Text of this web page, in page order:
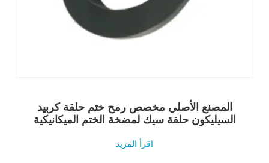
المصنع الأصلي مخصص رمح ختم حلقة كربيد
السيليكون حلقة سيك لمضخة الختم الميكانيكية
اقرأ المزيد